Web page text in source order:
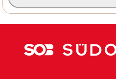
Diese Tour eignet sich
Tourengeher.
Einstufung nachSAC